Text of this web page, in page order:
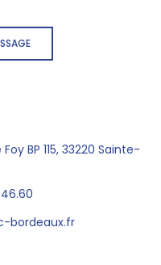
BP 115, 33220 Sainte-
bordeaux.fr